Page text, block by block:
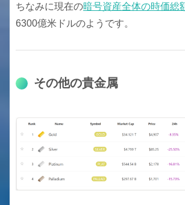
ちなみに現在の暗号資産全体の時価総
6300億米ドルのようです。
その他の貴金属